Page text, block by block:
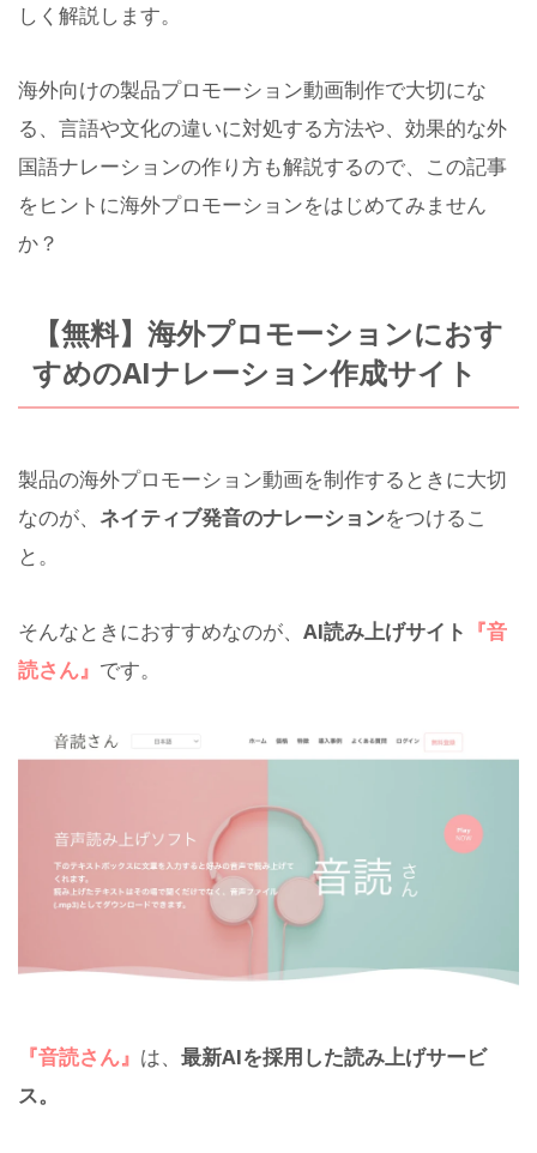
しく解説します。
海外向けの製品プロモーション動画制作で大切にな
る、言語や文化の違いに対処する方法や、効果的な外
国語ナレーションの作り方も解説するので、この記事
をヒントに海外プロモーションをはじめてみません
か？
【無料】海外プロモーションにおす
すめのAIナレーション作成サイト
製品の海外プロモーション動画を制作するときに大切
なのが、 ネイティブ発音のナレーションをつけるこ
と。
そんなときにおすすめなのが、 AI読み上げサイト 『音
読さん』 です。
『音読さん』 は、 最新AIを採用した読み上げサービ
ス。